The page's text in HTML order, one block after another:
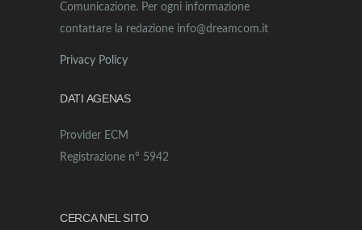
Comunicazione. Per ogni informazione
contattare la redazione info@dreamcom.it
Privacy Policy
DATI AGENAS
Provider ECM
Registrazione n° 5942
CERCA NEL SITO